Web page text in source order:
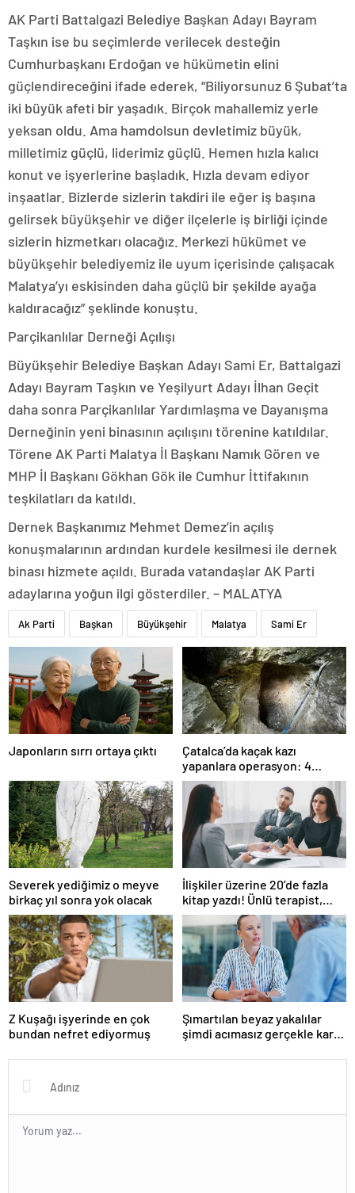
AK Parti Battalgazi Belediye Başkan Adayı Bayram
Taşkın ise bu seçimlerde verilecek desteğin
Cumhurbaşkanı Erdoğan ve hükümetin elini
güçlendireceğini ifade ederek, “Biliyorsunuz 6 Şubat’ta
iki büyük afeti bir yaşadık. Birçok mahallemiz yerle
yeksan oldu. Ama hamdolsun devletimiz büyük,
milletimiz güçlü, liderimiz güçlü. Hemen hızla kalıcı
konut ve işyerlerine başladık. Hızla devam ediyor
inşaatlar. Bizlerde sizlerin takdiri ile eğer iş başına
gelirsek büyükşehir ve diğer ilçelerle iş birliği içinde
sizlerin hizmetkarı olacağız. Merkezi hükümet ve
büyükşehir belediyemiz ile uyum içerisinde çalışacak
Malatya’yı eskisinden daha güçlü bir şekilde ayağa
kaldıracağız” şeklinde konuştu.
Parçikanlılar Derneği Açılışı
Büyükşehir Belediye Başkan Adayı Sami Er, Battalgazi
Adayı Bayram Taşkın ve Yeşilyurt Adayı İlhan Geçit
daha sonra Parçikanlılar Yardımlaşma ve Dayanışma
Derneğinin yeni binasının açılışını törenine katıldılar.
Törene AK Parti Malatya İl Başkanı Namık Gören ve
MHP İl Başkanı Gökhan Gök ile Cumhur İttifakının
teşkilatları da katıldı.
Dernek Başkanımız Mehmet Demez’in açılış
konuşmalarının ardından kurdele kesilmesi ile dernek
binası hizmete açıldı. Burada vatandaşlar AK Parti
adaylarına yoğun ilgi gösterdiler. – MALATYA
Ak Parti Başkan Büyükşehir Malatya Sami Er
Japonların sırrı ortaya çıktı
Çatalca’da kaçak kazı
yapanlara operasyon: 4
gözaltı
Severek yediğimiz o meyve
birkaç yıl sonra yok olacak
İlişkiler üzerine 20’de fazla
kitap yazdı! Ünlü terapist,
boşanmaların gerçek
suçlularını açıklıyor
Z Kuşağı işyerinde en çok
bundan nefret ediyormuş
Şımartılan beyaz yakalılar
şimdi acımasız gerçekle karşı